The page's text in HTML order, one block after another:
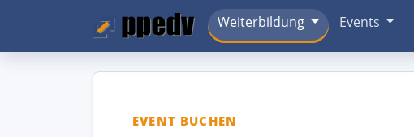
Weiterbildung Events
EVENT BUCHEN